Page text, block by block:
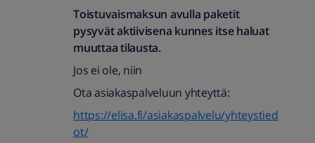
Toistuvaismaksun avulla paketit
pysyvät aktiivisena kunnes itse haluat
muuttaa tilausta.
Jos ei ole, niin
Ota asiakaspalveluun yhteyttä:
https://elisa.fi/asiakaspalvelu/yhteystied
ot/